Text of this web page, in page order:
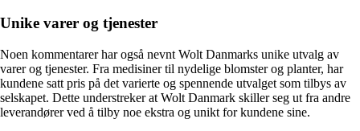
Unike varer og tjenester
Noen kommentarer har også nevnt Wolt Danmarks unike utvalg av
varer og tjenester. Fra medisiner til nydelige blomster og planter, har
kundene satt pris på det varierte og spennende utvalget som tilbys av
selskapet. Dette understreker at Wolt Danmark skiller seg ut fra andre
leverandører ved å tilby noe ekstra og unikt for kundene sine.